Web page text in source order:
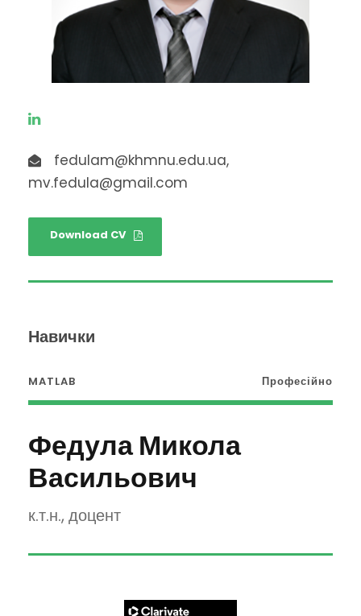
fedulam@khmnu.edu.ua,
mv.fedula@gmail.com
Download CV
Навички
MATLAB Професійно
Федула Микола
Васильович
к.т.н., доцент